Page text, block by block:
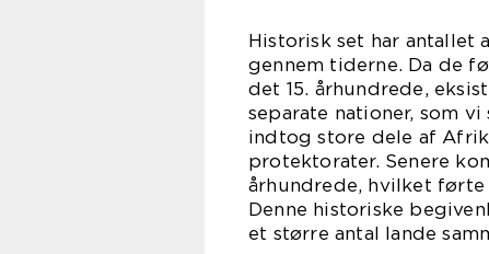
Historisk set har
gennem tiderne. Da de
det 15. århundrede,
separate nationer, som
indtog store dele af
protektorater. Senere
århundrede, hvilket førte
Denne historiske
et større antal lande